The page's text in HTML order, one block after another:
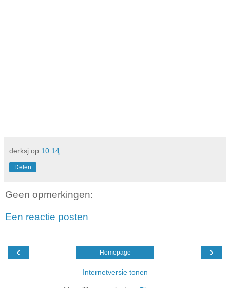
derksj op 10:14
Delen
Geen opmerkingen:
Een reactie posten
‹ ›
Homepage
Internetversie tonen